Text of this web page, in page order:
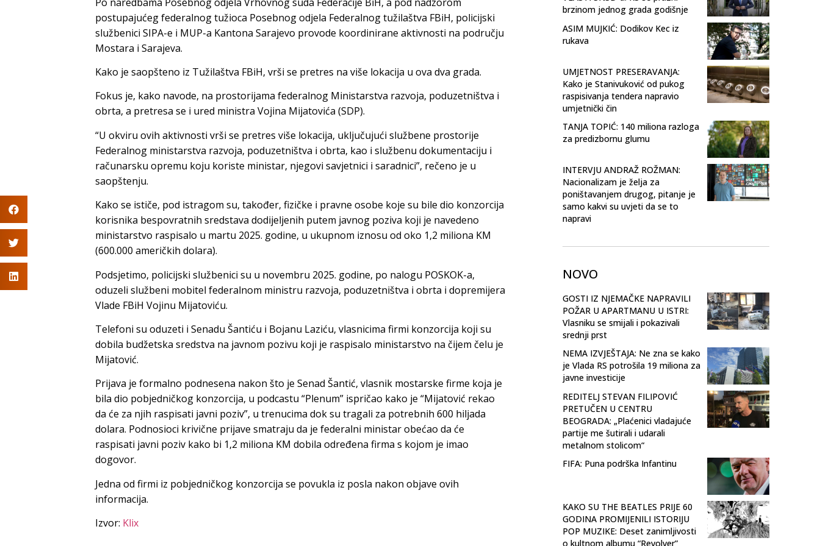
postupajućeg federalnog tužioca Posebnog odjela Federalnog tužilaštva FBiH, policijski
službenici SIPA-e i MUP-a Kantona Sarajevo provode koordinirane aktivnosti na području
Mostara i Sarajeva.
Kako je saopšteno iz Tužilaštva FBiH, vrši se pretres na više lokacija u ova dva grada.
Fokus je, kako navode, na prostorijama federalnog Ministarstva razvoja, poduzetništva i
obrta, a pretresa se i ured ministra Vojina Mijatovića (SDP).
“U okviru ovih aktivnosti vrši se pretres više lokacija, uključujući službene prostorije
Federalnog ministarstva razvoja, poduzetništva i obrta, kao i službenu dokumentaciju i
računarsku opremu koju koriste ministar, njegovi savjetnici i saradnici”, rečeno je u
saopštenju.
Kako se ističe, pod istragom su, također, fizičke i pravne osobe koje su bile dio konzorcija
korisnika bespovratnih sredstava dodijeljenih putem javnog poziva koji je navedeno
ministarstvo raspisalo u martu 2025. godine, u ukupnom iznosu od oko 1,2 miliona KM
(600.000 američkih dolara).
Podsjetimo, policijski službenici su u novembru 2025. godine, po nalogu POSKOK-a,
oduzeli službeni mobitel federalnom ministru razvoja, poduzetništva i obrta i dopremijera
Vlade FBiH Vojinu Mijatoviću.
Telefoni su oduzeti i Senadu Šantiću i Bojanu Laziću, vlasnicima firmi konzorcija koji su
dobila budžetska sredstva na javnom pozivu koji je raspisalo ministarstvo na čijem čelu je
Mijatović.
Prijava je formalno podnesena nakon što je Senad Šantić, vlasnik mostarske firme koja je
bila dio pobjedničkog konzorcija, u podcastu “Plenum” ispričao kako je “Mijatović rekao
da će za njih raspisati javni poziv”, u trenucima dok su tragali za potrebnih 600 hiljada
dolara. Podnosioci krivične prijave smatraju da je federalni ministar obećao da će
raspisati javni poziv kako bi 1,2 miliona KM dobila određena firma s kojom je imao
dogovor.
Jedna od firmi iz pobjedničkog konzorcija se povukla iz posla nakon objave ovih
informacija.
Izvor: Klix
brzinom jednog grada godišnje
ASIM MUJKIĆ: Dodikov Kec iz
rukava
UMJETNOST PRESERAVANJA:
Kako je Stanivuković od pukog
raspisivanja tendera napravio
umjetnički čin
TANJA TOPIĆ: 140 miliona razloga
za predizbornu glumu
INTERVJU ANDRAŽ ROŽMAN:
Nacionalizam je želja za
poništavanjem drugog, pitanje je
samo kakvi su uvjeti da se to
napravi
NOVO
GOSTI IZ NJEMAČKE NAPRAVILI
POŽAR U APARTMANU U ISTRI:
Vlasniku se smijali i pokazivali
srednji prst
NEMA IZVJEŠTAJA: Ne zna se kako
je Vlada RS potrošila 19 miliona za
javne investicije
REDITELJ STEVAN FILIPOVIĆ
PRETUČEN U CENTRU
BEOGRADA: „Plaćenici vladajuće
partije me šutirali i udarali
metalnom stolicom“
FIFA: Puna podrška Infantinu
KAKO SU THE BEATLES PRIJE 60
GODINA PROMIJENILI ISTORIJU
POP MUZIKE: Deset zanimljivosti
o kultnom albumu “Revolver”